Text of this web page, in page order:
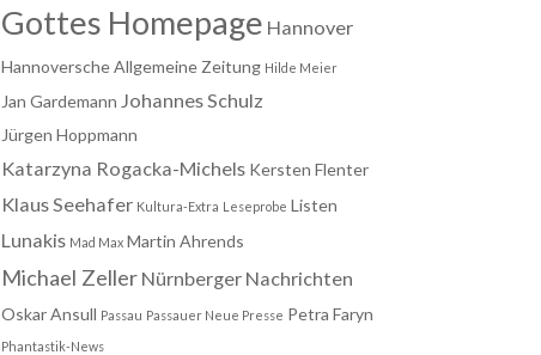
Gottes Homepage Hannover
Hannoversche Allgemeine Zeitung Hilde Meier
Jan Gardemann Johannes Schulz
Jürgen Hoppmann
Katarzyna Rogacka-Michels Kersten Flenter
Klaus Seehafer Kultura-Extra Leseprobe Listen
Lunakis Mad Max Martin Ahrends
Michael Zeller Nürnberger Nachrichten
Oskar Ansull Passau Passauer Neue Presse Petra Faryn
Phantastik-News